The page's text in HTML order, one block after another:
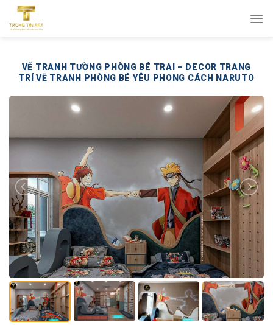
qua
VẼ TRANH TƯỜNG PHÒNG BÉ TRAI – DECOR TRANG
TRÍ VẼ TRANH PHÒNG BÉ YÊU PHONG CÁCH NARUTO